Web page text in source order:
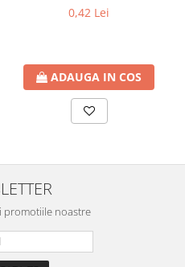
0,42 Lei
ADAUGA IN COS
promotiile noastre